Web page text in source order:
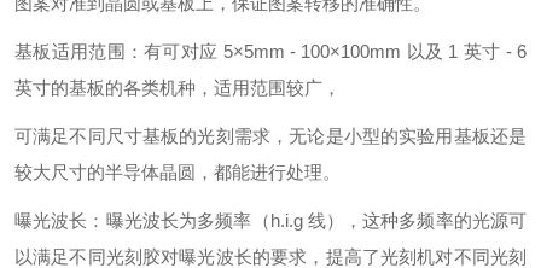
基板适用范围：有可对应 5×5mm - 100×100mm 以及 1 英寸 - 6
英寸的基板的各类机种，适用范围较广，
可满足不同尺寸基板的光刻需求，无论是小型的实验用基板还是
较大尺寸的半导体晶圆，都能进行处理。
曝光波长：曝光波长为多频率（h.i.g 线），这种多频率的光源可
以满足不同光刻胶对曝光波长的要求，提高了光刻机对不同光刻